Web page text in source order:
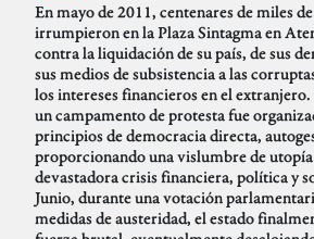
En mayo de 2011, centenares de miles
irrumpieron en la Plaza Sintagma en
contra la liquidación de su país, de sus
sus medios de subsistencia a las
los intereses financieros en el extranjero.
un campamento de protesta fue
principios de democracia directa,
proporcionando una vislumbre de
devastadora crisis financiera, política y
Junio, durante una votación
medidas de austeridad, el estado